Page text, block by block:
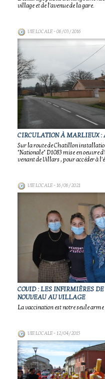
village et de l'avenue de la gare.
VIE LOCALE- 06/03/2016
CIRCULATION À MARLIEUX :
Sur la route de Chatillon
"Nationale" D1083 mise en oeuvre
venant de Villars , pour accéder à
VIE LOCALE- 16/06/2021
COVID : LES INFIRMIÈRES
NOUVEAU AU VILLAGE
La vaccination est notre seule arme
VIE LOCALE- 12/04/2015